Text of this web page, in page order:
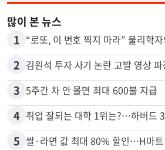
많이 본 뉴스
1 “로또, 이 번호 찍지 마라” 물리학
2 김원석 투자 사기 논란 고발 영상 파
3 5주간 차 안 몰면 최대 600불 지급
4 취업 잘되는 대학 1위는?…하버드
5 쌀·라면 값 최대 80% 할인…H마트